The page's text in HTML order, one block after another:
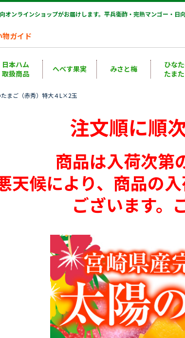
オンラインショップがお届けします。平兵衛酢・完熟マンゴー・日
物ガイド
日本ハム
取扱商品
へべす果実 みさと梅
ひな
たま
たまご（赤秀）特大４L×2玉
注文順に順
商品は入荷次第
天候により、商品の
ございます。